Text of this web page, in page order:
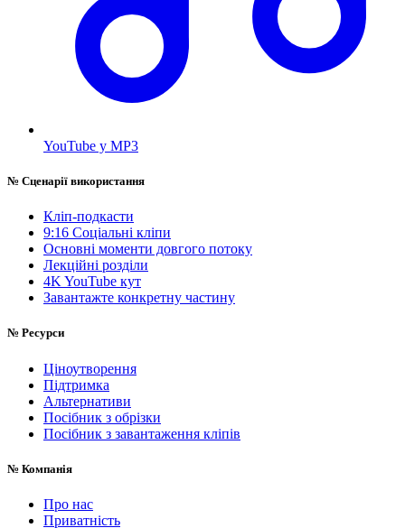
YouTube у MP3
№ Сценарії використання
Кліп-подкасти
9:16 Соціальні кліпи
Основні моменти довгого потоку
Лекційні розділи
4K YouTube кут
Завантажте конкретну частину
№ Ресурси
Ціноутворення
Підтримка
Альтернативи
Посібник з обрізки
Посібник з завантаження кліпів
№ Компанія
Про нас
Приватність